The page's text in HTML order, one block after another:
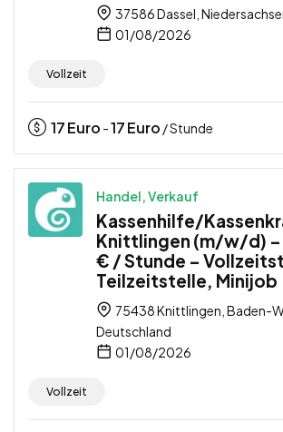
37586 Dassel,
01/08/2026
Vollzeit
17Euro -17Euro / Stunde
Handel, Verkauf
Kassenhilfe/
Knittlingen (m/w/d) –
€ / Stunde –
Teilzeitstelle, Minijob
75438 Knittlingen, Baden-
Deutschland
01/08/2026
Vollzeit